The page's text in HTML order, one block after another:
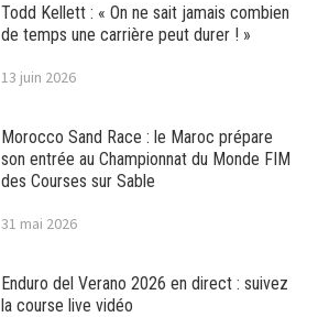
Todd Kellett : « On ne sait jamais combien
de temps une carrière peut durer ! »
13 juin 2026
Morocco Sand Race : le Maroc prépare
son entrée au Championnat du Monde FIM
des Courses sur Sable
31 mai 2026
Enduro del Verano 2026 en direct : suivez
la course live vidéo